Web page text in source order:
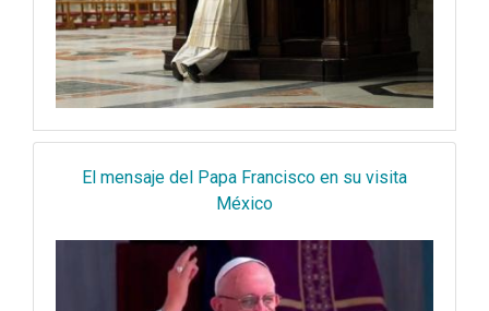
El mensaje del Papa Francisco en su visita
México